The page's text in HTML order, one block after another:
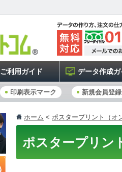
ご利用ガイド データ作成ガ
印刷表示マーク 新規会員登録
ホーム < ポスタープリント（オ
ポスタープリン